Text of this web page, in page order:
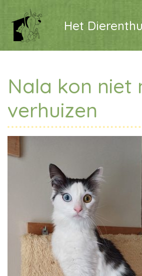
Het
Nala kon niet
verhuizen